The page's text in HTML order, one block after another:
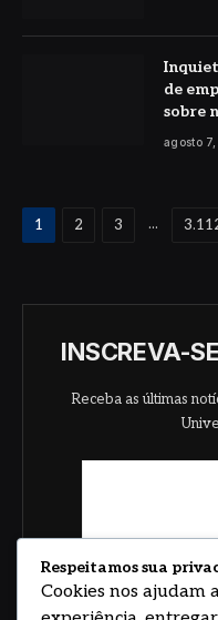
de
sobre
agosto
1 2 3 ...
INSCREVA-
Receba as últimas
Respeitamos sua
Cookies nos ajudam